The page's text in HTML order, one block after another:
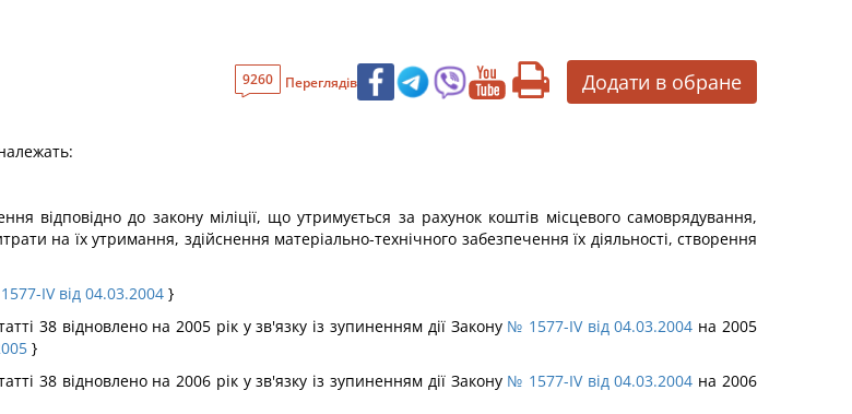
9260 Переглядів Додати в обране
відповідно до закону міліції, що утримується за рахунок коштів місцевого самоврядування,
на їх утримання, здійснення матеріально-технічного забезпечення їх діяльності, створення
IV від 04.03.2004 }
38 відновлено на 2005 рік у зв'язку із зупиненням дії Закону № 1577-IV від 04.03.2004 на 2005
}
38 відновлено на 2006 рік у зв'язку із зупиненням дії Закону № 1577-IV від 04.03.2004 на 2006